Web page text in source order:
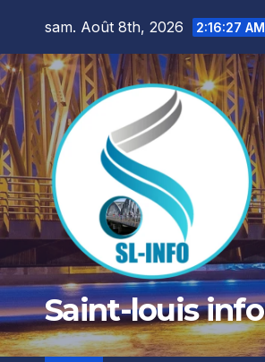
content
sam. Août 8th, 2026 2:16:28 AM
Saint-louis info